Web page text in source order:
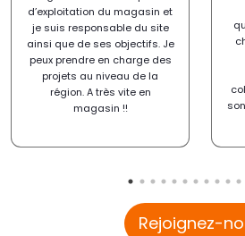
d’exploitation du magasin et
je suis responsable du site
ainsi que de ses objectifs. Je
peux prendre en charge des
projets au niveau de la
région. A très vite en
magasin !!
Rejoignez-